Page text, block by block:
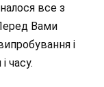
все з
Вами
і
часу.